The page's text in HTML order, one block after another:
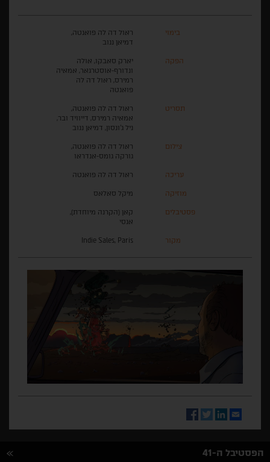
בימוי
ראול דה לה פואנטה,
דמיאן ננוב
הפקה
יארק סאבקו, אולה
ונדורף-אוסטרגאר, אמאיה
רמירס, ראול דה לה
פואנטה
תסריט
ראול דה לה פואנטה,
אמאיה רמירס, דייוויד ובר,
ניל ג'ונסון, דמיאן ננוב
צילום
ראול דה לה פואנטה,
גורקה גומס-אנדראו
עריכה ראול דה לה פואנטה
מוזיקה מיקל סאלאס
פסטיבלים
קאן (הקרנה מיוחדת),
אנסי
מקור Indie Sales, Paris
Email
LinkedIn
Twitter
Facebook
הפסטיבל ה-41